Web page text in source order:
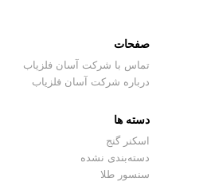
صفحات
تماس با شرکت آسان فلزیاب
درباره شرکت آسان فلزیاب
دسته ها
اسکنر گنج
دسته‌بندی نشده
سنسور طلا